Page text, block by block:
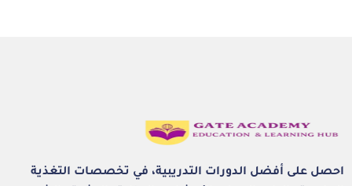
احصل على أفضل الدورات التدريبية، في تخصصات التغذية